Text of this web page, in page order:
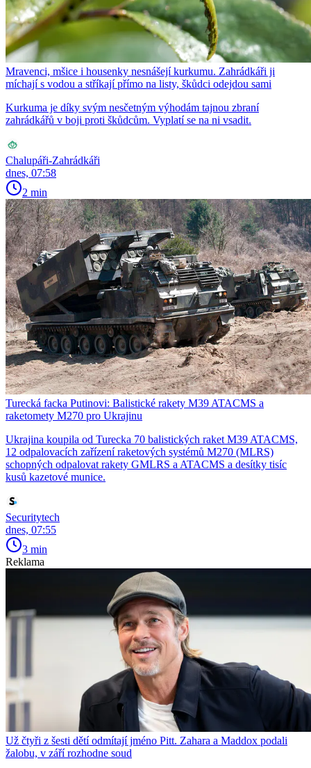
Mravenci, mšice i housenky nesnášejí kurkumu. Zahrádkáři ji
míchají s vodou a stříkají přímo na listy, škůdci odejdou sami
Kurkuma je díky svým nesčetným výhodám tajnou zbraní
zahrádkářů v boji proti škůdcům. Vyplatí se na ni vsadit.
Chalupáři-Zahrádkáři
dnes, 07:58
2 min
Turecká facka Putinovi: Balistické rakety M39 ATACMS a
raketomety M270 pro Ukrajinu
Ukrajina koupila od Turecka 70 balistických raket M39 ATACMS,
12 odpalovacích zařízení raketových systémů M270 (MLRS)
schopných odpalovat rakety GMLRS a ATACMS a desítky tisíc
kusů kazetové munice.
Securitytech
dnes, 07:55
3 min
Reklama
Už čtyři z šesti dětí odmítají jméno Pitt. Zahara a Maddox podali
žalobu, v září rozhodne soud